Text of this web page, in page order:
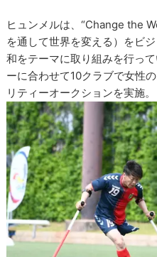
ヒュンメルは、“Change the
を通して世界を変える）をビ
和をテーマに取り組みを行っ
ーに合わせて10クラブで女性
リティーオークションを実施。